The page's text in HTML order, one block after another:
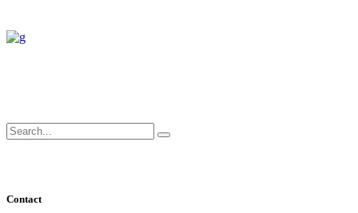
Search
for:
Contact